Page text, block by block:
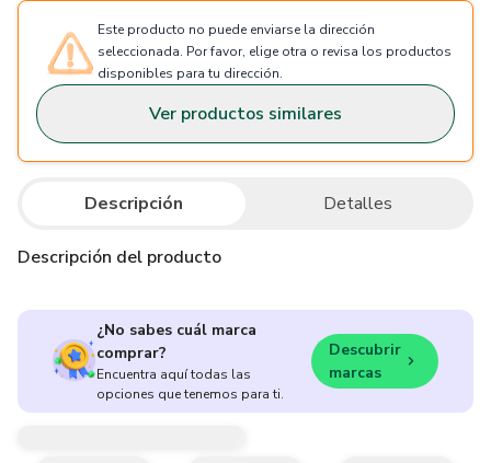
Este producto no puede enviarse la dirección
seleccionada. Por favor, elige otra o revisa los productos
disponibles para tu dirección.
Ver productos similares
Descripción Detalles
Descripción del producto
¿No sabes cuál marca
comprar?
Encuentra aquí todas las
opciones que tenemos para ti.
Descubrir
marcas